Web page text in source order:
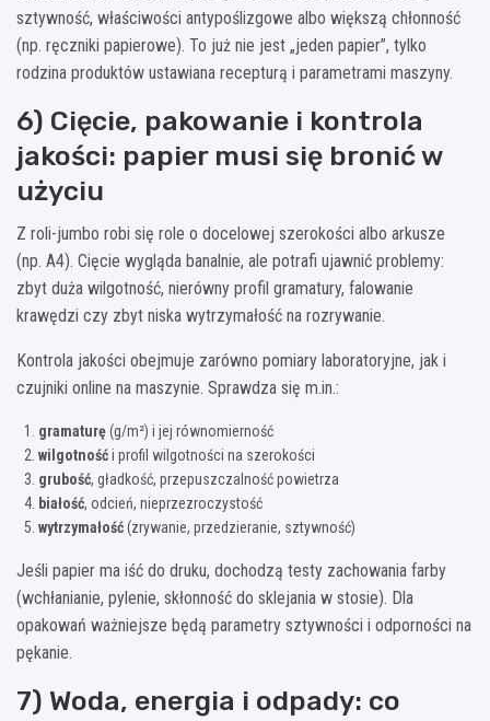
sztywność, właściwości antypoślizgowe albo większą chłonność
(np. ręczniki papierowe). To już nie jest „jeden papier”, tylko
rodzina produktów ustawiana recepturą i parametrami maszyny.
6) Cięcie, pakowanie i kontrola
jakości: papier musi się bronić w
użyciu
Z roli-jumbo robi się role o docelowej szerokości albo arkusze
(np. A4). Cięcie wygląda banalnie, ale potrafi ujawnić problemy:
zbyt duża wilgotność, nierówny profil gramatury, falowanie
krawędzi czy zbyt niska wytrzymałość na rozrywanie.
Kontrola jakości obejmuje zarówno pomiary laboratoryjne, jak i
czujniki online na maszynie. Sprawdza się m.in.:
gramaturę(g/m²) i jej równomierność
wilgotnośći profil wilgotności na szerokości
grubość, gładkość, przepuszczalność powietrza
białość, odcień, nieprzezroczystość
wytrzymałość(zrywanie, przedzieranie, sztywność)
Jeśli papier ma iść do druku, dochodzą testy zachowania farby
(wchłanianie, pylenie, skłonność do sklejania w stosie). Dla
opakowań ważniejsze będą parametry sztywności i odporności na
pękanie.
7) Woda, energia i odpady: co